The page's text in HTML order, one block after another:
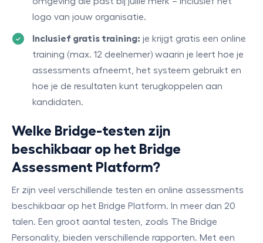
logo van jouw organisatie.
Inclusief gratis training: je krijgt gratis een online
training (max. 12 deelnemer) waarin je leert hoe je
assessments afneemt, het systeem gebruikt en
hoe je de resultaten kunt terugkoppelen aan
kandidaten.
Welke Bridge-testen zijn
beschikbaar op het Bridge
Assessment Platform?
Er zijn veel verschillende testen en online assessments
beschikbaar op het Bridge Platform. In meer dan 20
talen. Een groot aantal testen, zoals The Bridge
Personality, bieden verschillende rapporten. Met een